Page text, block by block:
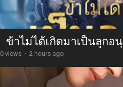
ข้าไม่ได้เกิดมาเป็นลูกอนุ
0 views · 2 hours ago